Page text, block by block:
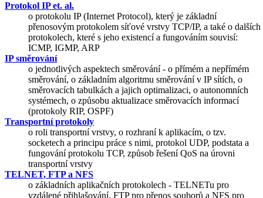
Protokol IP et. al.
o protokolu IP (Internet Protocol), který je základní
přenosovým protokolem síťové vrstvy TCP/IP, a také o dalších
protokolech, které s jeho existencí a fungováním souvisí:
ICMP, IGMP, ARP
IP směrování
o jednotlivých aspektech směrování - o přímém a nepřímém
směrování, o základním algoritmu směrování v IP sítích, o
směrovacích tabulkách a jajich optimalizaci, o autonomních
systémech, o způsobu aktualizace směrovacích informací
(protokoly RIP, OSPF)
Transportní protokoly
o roli transportní vrstvy, o rozhraní k aplikacím, o tzv.
socketech a principu práce s nimi, protokol UDP, podstata a
fungování protokolu TCP, způsob řešení QoS na úrovni
transportní vrstvy
TELNET, FTP a NFS
o základních aplikačních protokolech - TELNETu pro
vzdálené přihlašování, FTP pro přenos souborů a NFS pro